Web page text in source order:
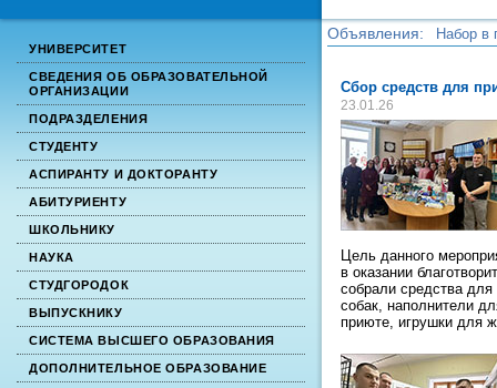
УНИВЕРСИТЕТ
СВЕДЕНИЯ ОБ ОБРАЗОВАТЕЛЬНОЙ
ОРГАНИЗАЦИИ
ПОДРАЗДЕЛЕНИЯ
СТУДЕНТУ
АСПИРАНТУ И ДОКТОРАНТУ
АБИТУРИЕНТУ
ШКОЛЬНИКУ
НАУКА
СТУДГОРОДОК
ВЫПУСКНИКУ
СИСТЕМА ВЫСШЕГО ОБРАЗОВАНИЯ
ДОПОЛНИТЕЛЬНОЕ ОБРАЗОВАНИЕ
Объявления:
Набор в
Сбор средств для
23.01.26
Цель данного
в оказании
собрали средства
собак, наполнители
приюте, игрушки для